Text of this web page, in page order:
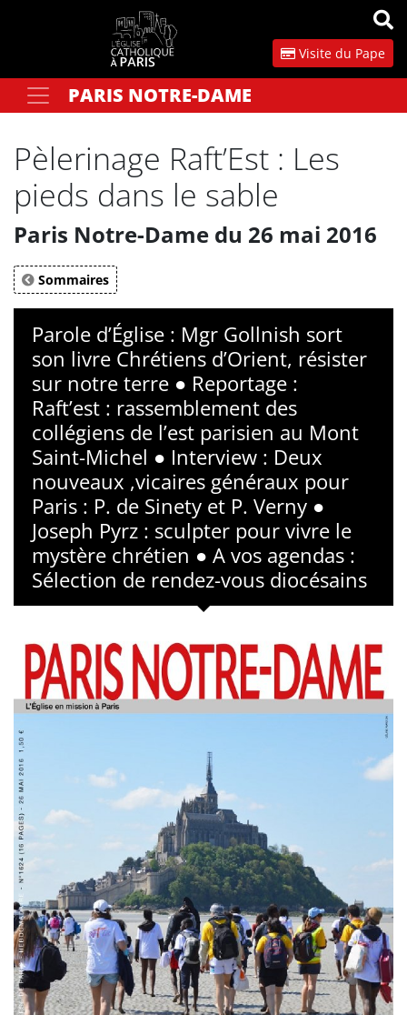
Visite du Pape
Votre recherchePARIS NOTRE-DAME
Pèlerinage Raft’Est : Les
pieds dans le sable
Paris Notre-Dame du 26 mai 2016
Sommaires
Parole d’Église : Mgr Gollnish sort
son livre Chrétiens d’Orient, résister
sur notre terre ● Reportage :
Raft’est : rassemblement des
collégiens de l’est parisien au Mont
Saint-Michel ● Interview : Deux
nouveaux ,vicaires généraux pour
Paris : P. de Sinety et P. Verny ●
Joseph Pyrz : sculpter pour vivre le
mystère chrétien ● A vos agendas :
Sélection de rendez-vous diocésains
Panneau de gestion des cookies